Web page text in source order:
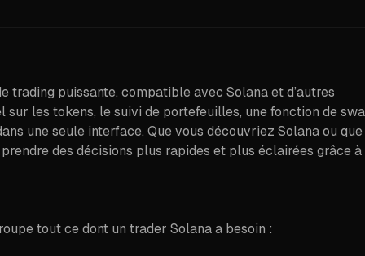
trading puissante, compatible avec Solana et d’autres
les tokens, le suivi de portefeuilles, une fonction de
une seule interface. Que vous découvriez Solana ou
des décisions plus rapides et plus éclairées grâce à
tout ce dont un trader Solana a besoin :